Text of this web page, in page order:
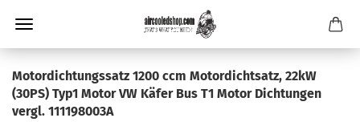
Motordichtungssatz 1200 ccm Motordichtsatz, 22kW
(30PS) Typ1 Motor VW Käfer Bus T1 Motor Dichtungen
vergl. 111198003A